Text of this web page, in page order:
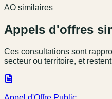
AO similaires
Appels d'offres
Ces consultations sont
secteur ou territoire, et